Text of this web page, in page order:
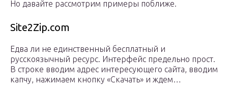
Но давайте рассмотрим примеры поближе.
Site2Zip.com
Едва ли не единственный бесплатный и
русскоязычный ресурс. Интерфейс предельно прост.
В строке вводим адрес интересующего сайта, вводим
капчу, нажимаем кнопку «Скачать» и ждем…